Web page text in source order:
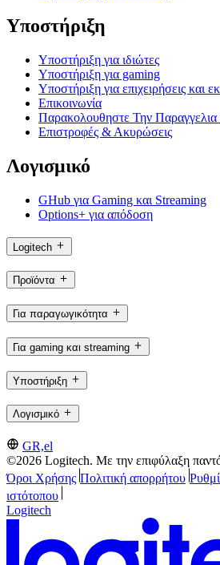
Υποστήριξη
Υποστήριξη για ιδιώτες
Υποστήριξη για gaming
Υποστήριξη για επιχειρήσεις και
Επικοινωνία
Παρακολουθηστε Την Παραγγελια
Επιστροφές & Ακυρώσεις
Λογισμικό
GHub για Gaming και Streaming
Options+ για απόδοση
Logitech
Προϊόντα
Για παραγωγικότητα
Για gaming και streaming
Υποστήριξη
Λογισμικό
GR,el
©2026 Logitech. Με την επιφύλαξη
Όροι Χρήσης Πολιτική απορρήτου
ιστότοπου
Logitech